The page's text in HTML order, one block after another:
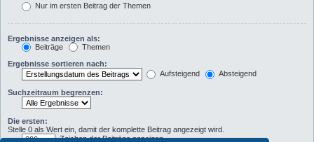
Nur im ersten Beitrag der Themen
Ergebnisse anzeigen als:
Beiträge
Themen
Ergebnisse sortieren nach:
Aufsteigend
Absteigend
Suchzeitraum begrenzen:
Die ersten:
Stelle 0 als Wert ein, damit der komplette Beitrag angezeigt wird.
Zeichen der Beiträge anzeigen